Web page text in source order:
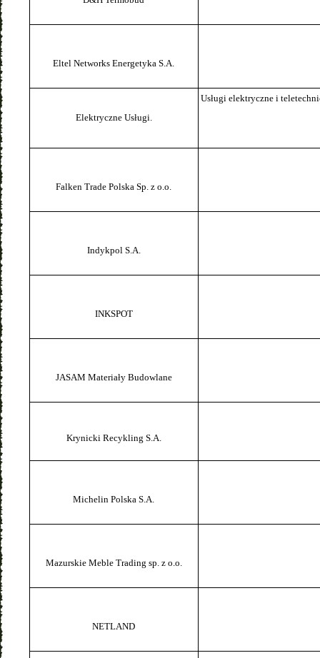
Eltel Networks Energetyka S.A.
Elektryczne Usługi.
Usługi elektryczne i
Falken Trade Polska Sp. z o.o.
Indykpol S.A.
INKSPOT
JASAM Materiały Budowlane
Krynicki Recykling S.A.
Michelin Polska S.A.
Mazurskie Meble Trading sp. z o.o.
NETLAND